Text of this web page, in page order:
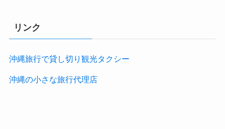
リンク
沖縄旅行で貸し切り観光タクシー
沖縄の小さな旅行代理店